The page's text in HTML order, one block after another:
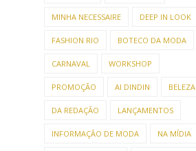
MINHA NECESSAIRE DEEP IN LOOK
FASHION RIO BOTECO DA MODA
CARNAVAL WORKSHOP
PROMOÇÃO AI DINDIN BELEZA
DA REDAÇÃO LANÇAMENTOS
INFORMAÇÃO DE MODA NA MÍDIA